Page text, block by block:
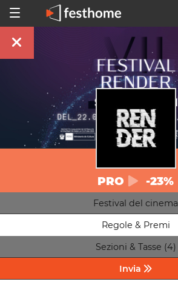
PRO -23%
Festival del cinema
Regole & Premi
Sezioni & Tasse (4)
Invia